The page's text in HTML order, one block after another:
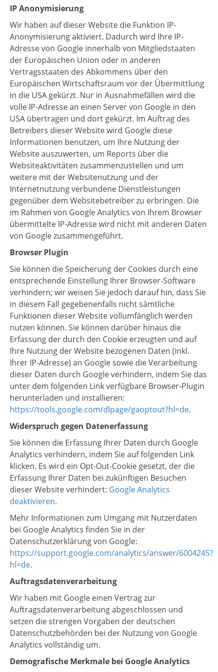
IP Anonymisierung
Wir haben auf dieser Website die Funktion IP-
Anonymisierung aktiviert. Dadurch wird Ihre IP-
Adresse von Google innerhalb von Mitgliedstaaten
der Europäischen Union oder in anderen
Vertragsstaaten des Abkommens über den
Europäischen Wirtschaftsraum vor der Übermittlung
in die USA gekürzt. Nur in Ausnahmefällen wird die
volle IP-Adresse an einen Server von Google in den
USA übertragen und dort gekürzt. Im Auftrag des
Betreibers dieser Website wird Google diese
Informationen benutzen, um Ihre Nutzung der
Website auszuwerten, um Reports über die
Websiteaktivitäten zusammenzustellen und um
weitere mit der Websitenutzung und der
Internetnutzung verbundene Dienstleistungen
gegenüber dem Websitebetreiber zu erbringen. Die
im Rahmen von Google Analytics von Ihrem Browser
übermittelte IP-Adresse wird nicht mit anderen Daten
von Google zusammengeführt.
Browser Plugin
Sie können die Speicherung der Cookies durch eine
entsprechende Einstellung Ihrer Browser-Software
verhindern; wir weisen Sie jedoch darauf hin, dass Sie
in diesem Fall gegebenenfalls nicht sämtliche
Funktionen dieser Website vollumfänglich werden
nutzen können. Sie können darüber hinaus die
Erfassung der durch den Cookie erzeugten und auf
Ihre Nutzung der Website bezogenen Daten (inkl.
Ihrer IP-Adresse) an Google sowie die Verarbeitung
dieser Daten durch Google verhindern, indem Sie das
unter dem folgenden Link verfügbare Browser-Plugin
herunterladen und installieren:
https://tools.google.com/dlpage/gaoptout?hl=de.
Widerspruch gegen Datenerfassung
Sie können die Erfassung Ihrer Daten durch Google
Analytics verhindern, indem Sie auf folgenden Link
klicken. Es wird ein Opt-Out-Cookie gesetzt, der die
Erfassung Ihrer Daten bei zukünftigen Besuchen
dieser Website verhindert: Google Analytics
deaktivieren.
Mehr Informationen zum Umgang mit Nutzerdaten
bei Google Analytics finden Sie in der
Datenschutzerklärung von Google:
https://support.google.com/analytics/answer/6004245?
hl=de.
Auftragsdatenverarbeitung
Wir haben mit Google einen Vertrag zur
Auftragsdatenverarbeitung abgeschlossen und
setzen die strengen Vorgaben der deutschen
Datenschutzbehörden bei der Nutzung von Google
Analytics vollständig um.
Demografische Merkmale bei Google Analytics